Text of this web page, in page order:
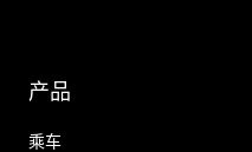
产品
乘车